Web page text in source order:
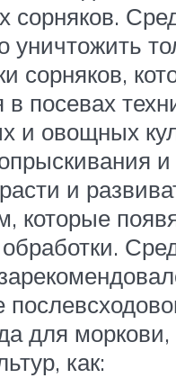
сорняков.
уничтожить
сорняков,
посевах
и овощных
и
которые
для моркови,
как: